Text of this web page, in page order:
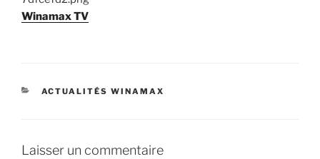
Winamax TV
CATÉGORIES
ACTUALITÉS WINAMAX
Laisser un commentaire